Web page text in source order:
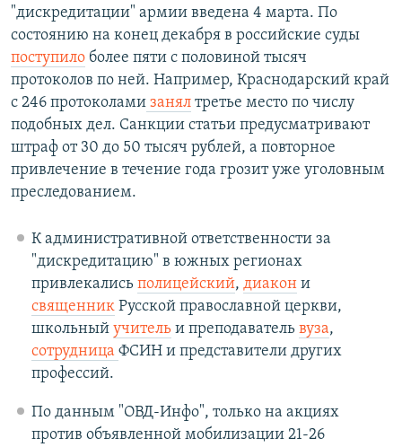
"дискредитации" армии введена 4 марта. По
состоянию на конец декабря в российские суды
поступило более пяти с половиной тысяч
протоколов по ней. Например, Краснодарский край
с 246 протоколами занял третье место по числу
подобных дел. Санкции статьи предусматривают
штраф от 30 до 50 тысяч рублей, а повторное
привлечение в течение года грозит уже уголовным
преследованием.
К административной ответственности за
"дискредитацию" в южных регионах
привлекались полицейский, диакони
священникРусской православной церкви,
школьный учительи преподаватель вуза,
сотрудница ФСИН и представители других
профессий.
По данным "ОВД-Инфо", только на акциях
против объявленной мобилизации 21-26